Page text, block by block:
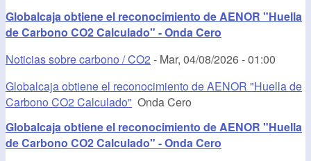
Globalcaja obtiene el reconocimiento de AENOR "Huella
de Carbono CO2 Calculado" - Onda Cero
Noticias sobre carbono / CO2 - Mar, 04/08/2026 - 01:00
Globalcaja obtiene el reconocimiento de AENOR "Huella de
Carbono CO2 Calculado" Onda Cero
Globalcaja obtiene el reconocimiento de AENOR "Huella
de Carbono CO2 Calculado" - Onda Cero